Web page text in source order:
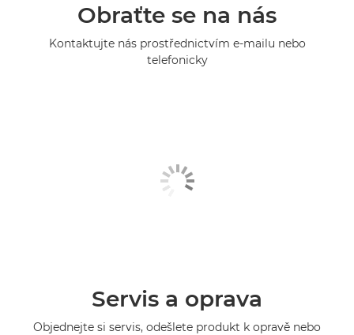
Obraťte se na nás
Kontaktujte nás prostřednictvím e-mailu nebo
telefonicky
Servis a oprava
Objednejte si servis, odešlete produkt k opravě nebo